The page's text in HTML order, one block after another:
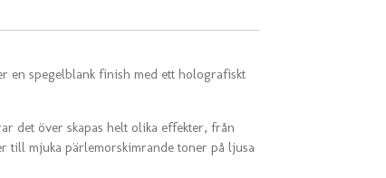
en spegelblank finish med ett holografiskt
det över skapas helt olika effekter, från
till mjuka pärlemorskimrande toner på ljusa